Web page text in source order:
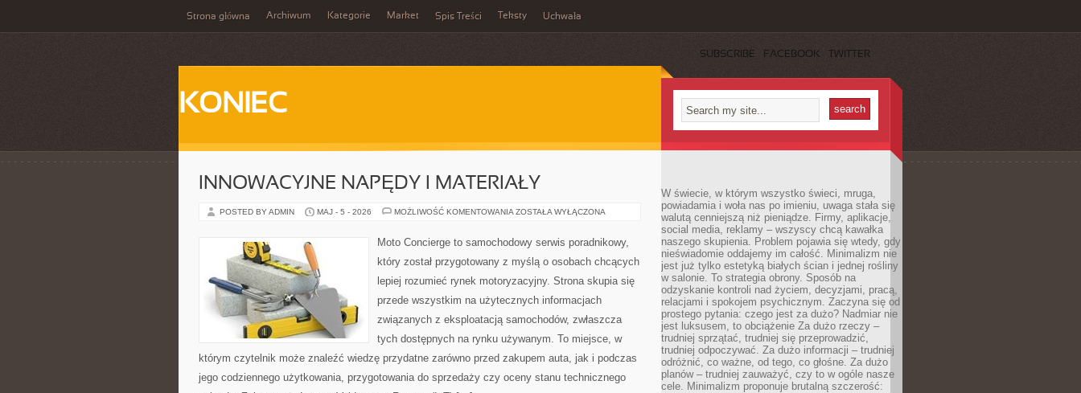
Strona główna Archiwum Kategorie Market Spis Treści Teksty Uchwała
SUBSCRIBE FACEBOOK TWITTER
KONIEC
INNOWACYJNE NAPĘDY I MATERIAŁY
POSTED BY ADMIN MAJ - 5 - 2026 MOŻLIWOŚĆ KOMENTOWANIA INNOWACYJNE
MATERIAŁY
ZOSTAŁA WYŁĄCZONA
Moto Concierge to samochodowy serwis poradnikowy,
który został przygotowany z myślą o osobach chcących
lepiej rozumieć rynek motoryzacyjny. Strona skupia się
przede wszystkim na użytecznych informacjach
związanych z eksploatacją samochodów, zwłaszcza
tych dostępnych na rynku używanym. To miejsce, w
którym czytelnik może znaleźć wiedzę przydatne zarówno przed zakupem auta, jak i podczas
jego codziennego użytkowania, przygotowania do sprzedaży czy oceny stanu technicznego
W świecie, w którym wszystko świeci, mruga,
powiadamia i woła nas po imieniu, uwaga stała się
walutą cenniejszą niż pieniądze. Firmy, aplikacje,
social media, reklamy – wszyscy chcą kawałka
naszego skupienia. Problem pojawia się wtedy, gdy
nieświadomie oddajemy im całość. Minimalizm nie
jest już tylko estetyką białych ścian i jednej rośliny
w salonie. To strategia obrony. Sposób na
odzyskanie kontroli nad życiem, decyzjami, pracą,
relacjami i spokojem psychicznym. Zaczyna się od
prostego pytania: czego jest za dużo? Nadmiar nie
jest luksusem, to obciążenie Za dużo rzeczy –
trudniej sprzątać, trudniej się przeprowadzić,
trudniej odpoczywać. Za dużo informacji – trudniej
odróżnić, co ważne, od tego, co głośne. Za dużo
planów – trudniej zauważyć, czy to w ogóle nasze
cele. Minimalizm proponuje brutalną szczerość: